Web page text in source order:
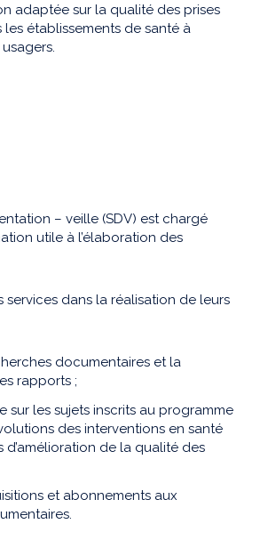
adaptée sur la qualité des prises
établissements de santé à
– veille (SDV) est chargé
utile à l’élaboration des
dans la réalisation de leurs
documentaires et la
rapports ;
sur les sujets inscrits au programme
des interventions en santé
d’amélioration de la qualité des
et abonnements aux